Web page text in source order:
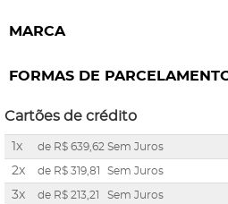
MARCA
FORMAS DE
Cartões de crédito
1x de R$ 639,62 Sem Juros
2x de R$ 319,81 Sem Juros
3x de R$ 213,21 Sem Juros